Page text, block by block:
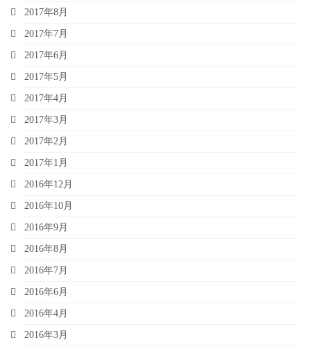
2017年8月
2017年7月
2017年6月
2017年5月
2017年4月
2017年3月
2017年2月
2017年1月
2016年12月
2016年10月
2016年9月
2016年8月
2016年7月
2016年6月
2016年4月
2016年3月